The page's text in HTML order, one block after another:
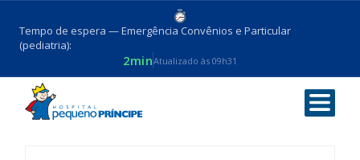
Tempo de espera — Emergência Convênios e Particular
(pediatria):
2minAtualizado às 09h31
Voltar
Parcerias